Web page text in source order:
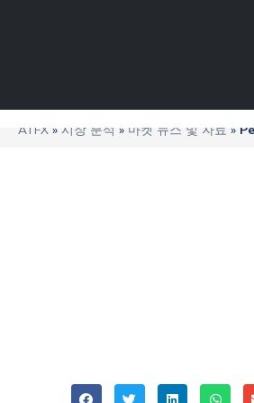
ATFX » 시장 분석 » 마켓 뉴스 및 자료 »